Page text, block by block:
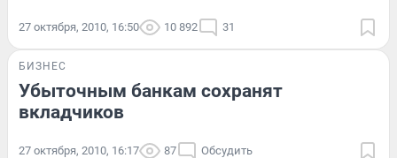
27 октября, 2010, 16:50 10 892 31
БИЗНЕС
Убыточным банкам сохранят
вкладчиков
27 октября, 2010, 16:17 87 Обсудить